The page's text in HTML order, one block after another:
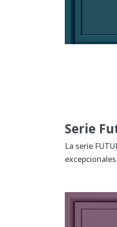
Serie
La serie
excepcionales.